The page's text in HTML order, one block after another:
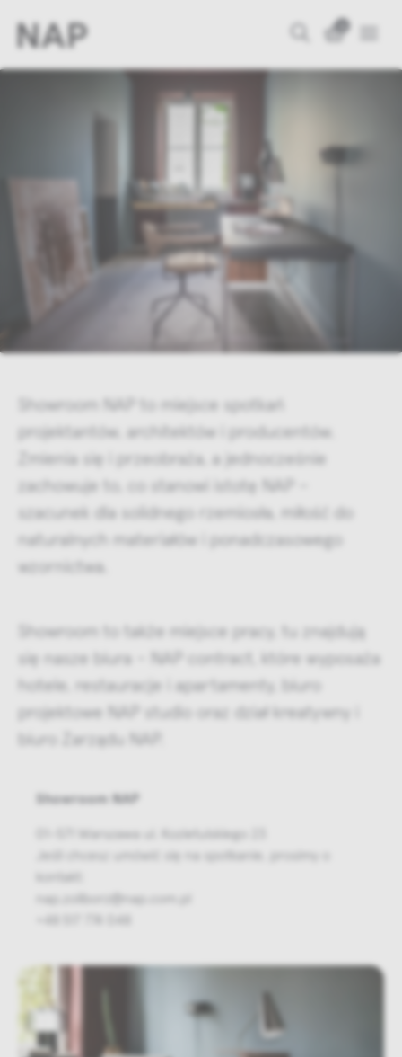
Showroom NAP to miejsce spotkań
projektantów, architektów i producentów.
Zmienia się i przeobraża, a jednocześnie
zachowuje to, co stanowi istotę NAP –
szacunek dla solidnego rzemiosła, miłość do
naturalnych materiałów i ponadczasowego
wzornictwa.
Showroom to także miejsce pracy, tu znajdują
się nasze biura – NAP contract, które wyposaża
hotele, restauracje i apartamenty, biuro
projektowe NAP studio oraz dział kreatywny i
biuro Zarządu NAP.
Showroom NAP
01-571 Warszawa ul. Kozietulskiego 23
Jeśli chcesz umówić się na spotkanie, prosimy o
kontakt:
nap.zoliborz@nap.com.pl
+48 517 774 048